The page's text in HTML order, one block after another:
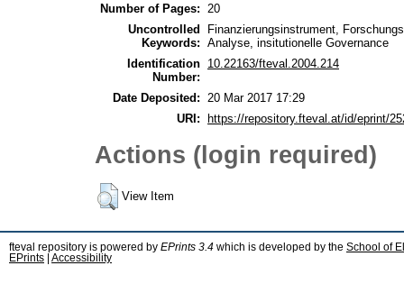
Number of Pages: 20
Uncontrolled
Keywords:
Finanzierungsinstrument,
Analyse, insitutionelle Governance
Identification
Number:
10.22163/fteval.2004.214
Date Deposited: 20 Mar 2017 17:29
URI:
https://repository.fteval.at/id/eprint/
Actions (login required)
View Item
fteval repository is powered by EPrints 3.4 which is developed by the School of
EPrints
Accessibility